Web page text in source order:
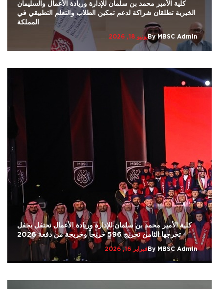
كلية الأمير محمد بن سلمان للإدارة وريادة الأعمال والسليمان
الخيرية تطلقان شراكة لدعم تمكين الطلاب والتعلم التطبيقي في
المملكة
ByMBSC Admin يونيو 18, 2026
كلية الأمير محمد بن سلمان للإدارة وريادة الأعمال تحتفل بحفل
تخرجها الثامن تخريج 596 خريجاً وخريجة من دفعة 2026
By MBSC Admin فبراير 16, 2026